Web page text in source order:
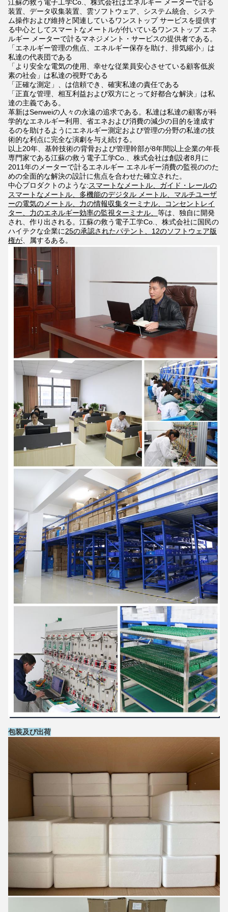
江蘇の救う電子工学Co.、株式会社はエネルギー メーターで計る
装置、データ収集装置、雲ソフトウェア、システム統合、システ
ム操作および維持と関連しているワンストップ サービスを提供す
る中心としてスマートなメートルが付いているワンストップ エネ
ルギー メーターで計るマネジメント・サービスの提供者である。
「エネルギー管理の焦点、エネルギー保存を助け、排気縮小」は
私達の代表団である
「より安全な電気の使用、幸せな従業員安心させている顧客低炭
素の社会」は私達の視野である
「正確な測定」、は信頼でき、確実私達の責任である
「正直な管理、相互利益および双方にとって好都合な解決」は私
達の主義である。
革新はSenweiの人々の永遠の追求である。私達は私達の顧客が科
学的なエネルギー利用、省エネおよび消費の減少の目的を達成す
るのを助けるようにエネルギー測定および管理の分野の私達の技
術的な利点に完全な演劇を与え続ける。
以上20年、基幹技術の背骨および管理幹部が8年間以上企業の年長
専門家である江蘇の救う電子工学Co.、株式会社は創設者8月に
2011年のメーターで計るエネルギー エネルギー消費の監視ののた
めの全面的な解決の設計に焦点を合わせた確立された。
中心プロダクトのような:スマートなメートル、ガイド・レールの
スマートなメートル、多機能のデジタル メートル、マルチユーザ
ーの電気のメートル、力の情報収集ターミナル、コンセントレイ
ター、力のエネルギー効率の監視ターミナル、 等は、独自に開発
され、作り出される。江蘇の救う電子工学Co.、株式会社に国民の
ハイテクな企業に25の承認されたパテント、12のソフトウェア版
権が、属するある。
包装及び出荷